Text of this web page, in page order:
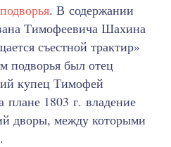
. В содержании
Тимофеевича Шахина
съестной трактир»
подворья был отец
купец Тимофей
плане 1803 г. владение
дворы, между которыми
.